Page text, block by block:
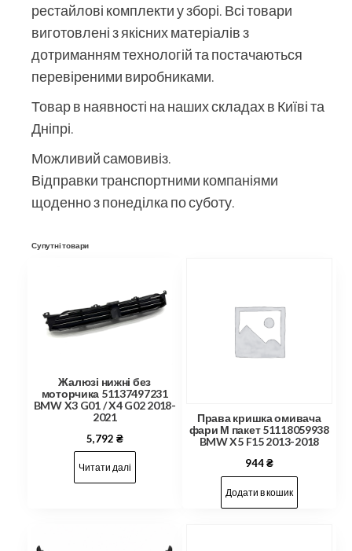
рестайлові комплекти у зборі. Всі товари
виготовлені з якісних матеріалів з
дотриманням технологій та постачаються
перевіреними виробниками.
Товар в наявності на наших складах в Київі та
Дніпрі.
Можливий самовивіз.
Відправки транспортними компаніями
щоденно з понеділка по суботу.
Супутні товари
Жалюзі нижні без
моторчика 51137497231
BMW X3 G01 / X4 G02 2018-
2021
5,792 ₴
Читати далі
Права кришка омивача
фари М пакет 51118059938
BMW X5 F15 2013-2018
944₴
Додати в кошик